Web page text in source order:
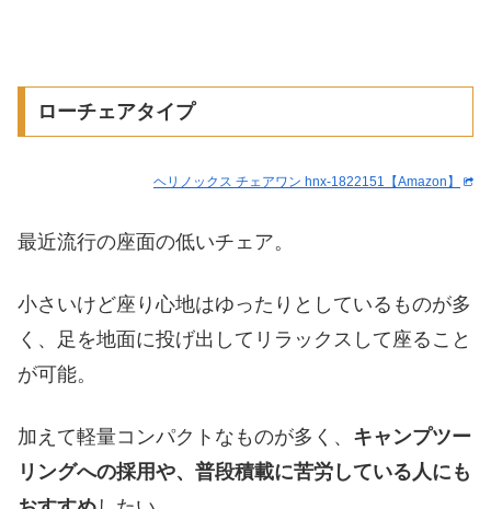
ローチェアタイプ
ヘリノックス チェアワン hnx-1822151【Amazon】
最近流行の座面の低いチェア。
小さいけど座り心地はゆったりとしているものが多
く、足を地面に投げ出してリラックスして座ること
が可能。
加えて軽量コンパクトなものが多く、 キャンプツー
リングへの採用や、普段積載に苦労している人にも